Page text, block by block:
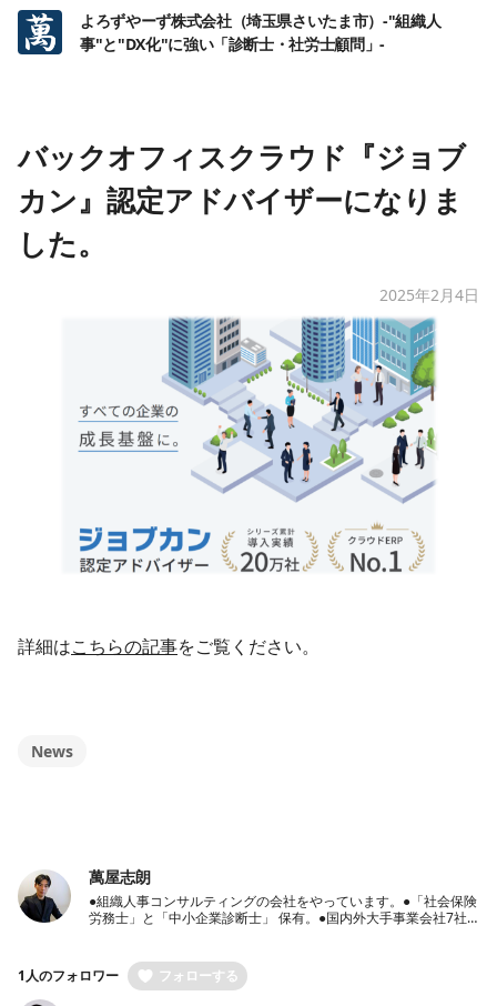
よろずやーず株式会社（埼玉県さいたま市）-"組織人
事"と"DX化"に強い「診断士・社労士顧問」-
バックオフィスクラウド『ジョブ
カン』認定アドバイザーになりま
した。
2025年2月4日
詳細はこちらの記事をご覧ください。
News
萬屋志朗
●組織人事コンサルティングの会社をやっています。●「社会保険
労務士」と「中小企業診断士」 保有。●国内外大手事業会社7社
ップ支援
1人のフォロワー フォローする